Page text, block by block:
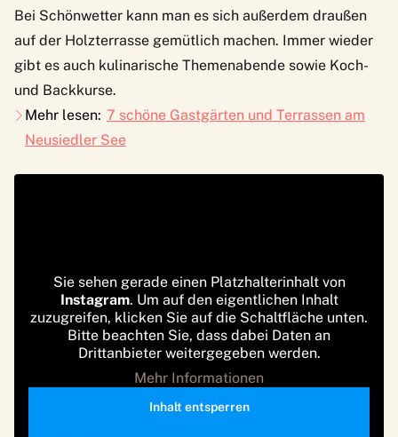
Bei Schönwetter kann man es sich außerdem draußen
auf der Holzterrasse gemütlich machen. Immer wieder
gibt es auch kulinarische Themenabende sowie Koch-
und Backkurse.
Mehr lesen: 7 schöne Gastgärten und Terrassen am
Neusiedler See
Sie sehen gerade einen Platzhalterinhalt von
Instagram. Um auf den eigentlichen Inhalt
zuzugreifen, klicken Sie auf die Schaltfläche unten.
Bitte beachten Sie, dass dabei Daten an
Drittanbieter weitergegeben werden.
Mehr Informationen
Inhalt entsperren